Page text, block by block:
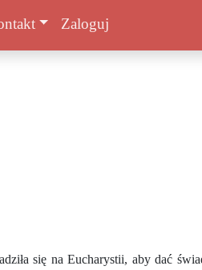
Zaloguj
się na Eucharystii, aby dać